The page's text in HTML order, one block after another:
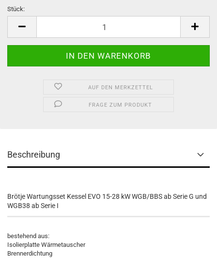
Stück:
AUF DEN MERKZETTEL
FRAGE ZUM PRODUKT
Beschreibung
Brötje Wartungsset Kessel EVO 15-28 kW WGB/BBS ab Serie G und
WGB38 ab Serie I
bestehend aus:
Isolierplatte Wärmetauscher
Brennerdichtung